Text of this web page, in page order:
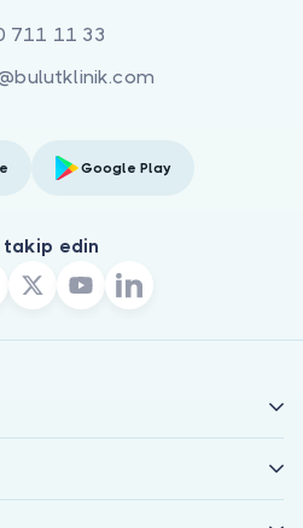
711 11 33
Google Play
takip edin